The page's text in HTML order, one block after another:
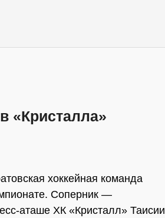
«Кристалла»
хоккейная команда
Соперник —
аташе ХК «Кристалл» Таисии